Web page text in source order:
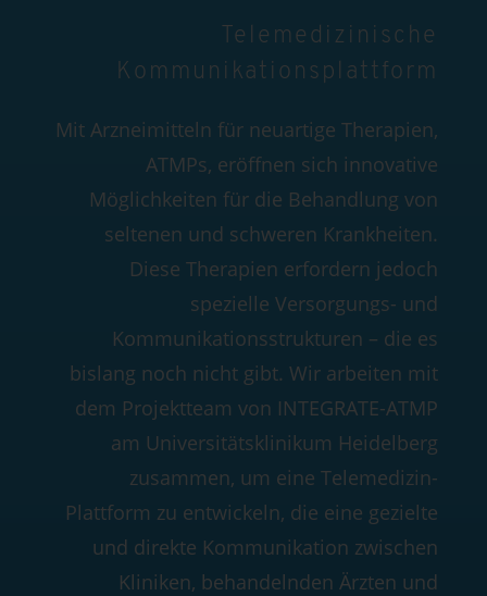
Telemedizinische
Kommunikationsplattform
Mit Arzneimitteln für neuartige Therapien,
ATMPs, eröffnen sich innovative
Möglichkeiten für die Behandlung von
seltenen und schweren Krankheiten.
Diese Therapien erfordern jedoch
spezielle Versorgungs- und
Kommunikationsstrukturen – die es
bislang noch nicht gibt. Wir arbeiten mit
dem Projektteam von INTEGRATE-ATMP
am Universitätsklinikum Heidelberg
zusammen, um eine Telemedizin-
Plattform zu entwickeln, die eine gezielte
und direkte Kommunikation zwischen
Kliniken, behandelnden Ärzten und